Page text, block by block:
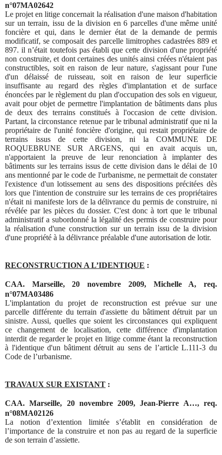
n°07MA02642
Le projet en litige concernait la réalisation d'une maison d'habitation
sur un terrain, issu de la division en 6 parcelles d'une même unité
foncière et qui, dans le dernier état de la demande de permis
modificatif, se composait des parcelle limitrophes cadastrées 889 et
897. il n’était toutefois pas établi que cette division d'une propriété
non construite, et dont certaines des unités ainsi créées n'étaient pas
constructibles, soit en raison de leur nature, s'agissant pour l'une
d'un délaissé de ruisseau, soit en raison de leur superficie
insuffisante au regard des règles d'implantation et de surface
énoncées par le règlement du plan d'occupation des sols en vigueur,
avait pour objet de permettre l'implantation de bâtiments dans plus
de deux des terrains constitués à l'occasion de cette division.
Partant, la circonstance retenue par le tribunal administratif que ni la
propriétaire de l'unité foncière d'origine, qui restait propriétaire de
terrains issus de cette division, ni la COMMUNE DE
ROQUEBRUNE SUR ARGENS, qui en avait acquis un,
n'apportaient la preuve de leur renonciation à implanter des
bâtiments sur les terrains issus de cette division dans le délai de 10
ans mentionné par le code de l'urbanisme, ne permettait de constater
l'existence d'un lotissement au sens des dispositions précitées dès
lors que l'intention de construire sur les terrains de ces propriétaires
n'était ni manifeste lors de la délivrance du permis de construire, ni
révélée par les pièces du dossier. C'est donc à tort que le tribunal
administratif a subordonné la légalité des permis de construire pour
la réalisation d'une construction sur un terrain issu de la division
d'une propriété à la délivrance préalable d'une autorisation de lotir.
RECONSTRUCTION A L’IDENTIQUE :
CAA. Marseille, 20 novembre 2009, Michelle A, req.
n°07MA03486
L'implantation du projet de reconstruction est prévue sur une
parcelle différente du terrain d'assiette du bâtiment détruit par un
sinistre. Aussi, quelles que soient les circonstances qui expliquent
ce changement de localisation, cette différence d'implantation
interdit de regarder le projet en litige comme étant la reconstruction
à l'identique d'un bâtiment détruit au sens de l’article L.111-3 du
Code de l’urbanisme.
TRAVAUX SUR EXISTANT :
CAA. Marseille, 20 novembre 2009, Jean-Pierre A…, req.
n°08MA02126
La notion d’extention limitée s’établit en considération de
l’importance de la construire et non pas au regard de la superficie
de son terrain d’assiette.